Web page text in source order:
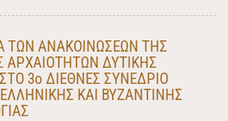
ΤΩΝ ΑΝΑΚΟΙΝΩΣΕΩΝ ΤΗΣ
ΑΡΧΑΙΟΤΗΤΩΝ ΔΥΤΙΚΗΣ
3ο ΔΙΕΘΝΕΣ ΣΥΝΕΔΡΙΟ
ΚΑΙ ΒΥΖΑΝΤΙΝΗΣ